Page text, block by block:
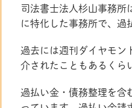
司法書士法人杉山事務所
に特化した事務所で、過
過去には週刊ダイヤモン
介されたこともあるくら
過払い金・債務整理を含